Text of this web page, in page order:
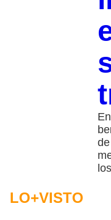
LO+VISTO